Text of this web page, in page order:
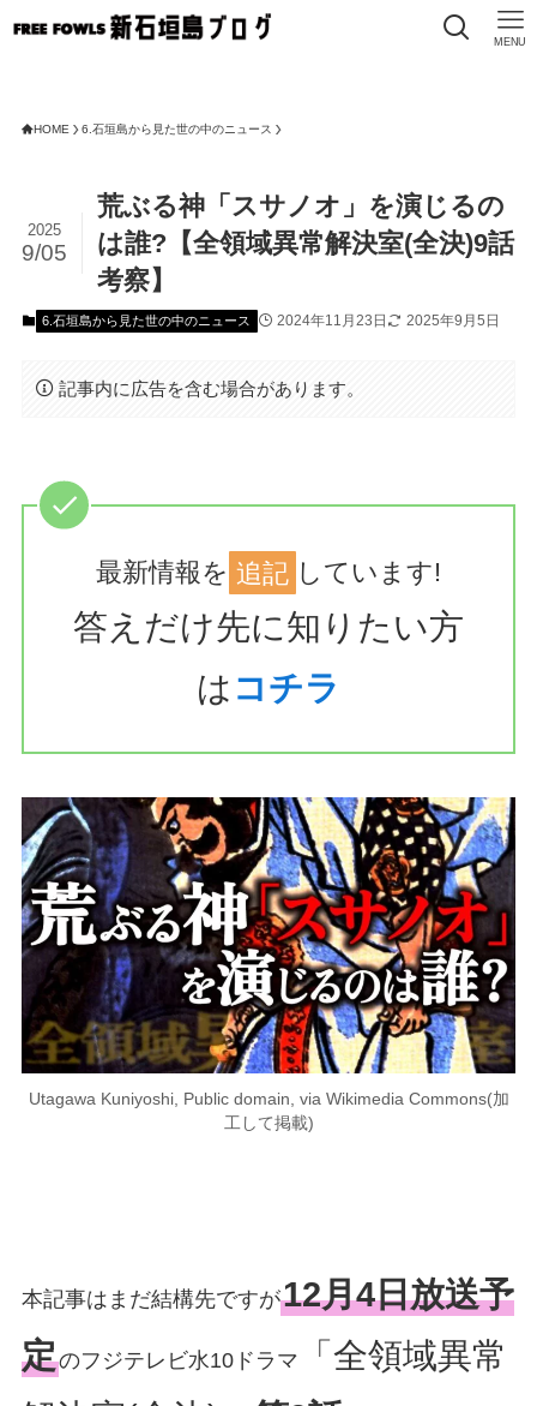
MENU
HOME 6.石垣島から見た世の中のニュース
荒ぶる神「スサノオ」を演じるの
は誰?【全領域異常解決室(全決)9話
考察】
2025
9/05
6.石垣島から見た世の中のニュース 2024年11月23日 2025年9月5日
記事内に広告を含む場合があります。
最新情報を 追記 しています!
答えだけ先に知りたい方
は コチラ
Utagawa Kuniyoshi, Public domain, via Wikimedia Commons(加
工して掲載)
本記事はまだ結構先ですが12月4日放送予
定のフジテレビ水10ドラマ
「全領域異常